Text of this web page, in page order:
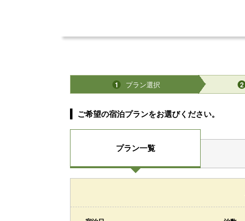
1 プラン選択 2
ご希望の宿泊プランをお選びください。
プラン一覧